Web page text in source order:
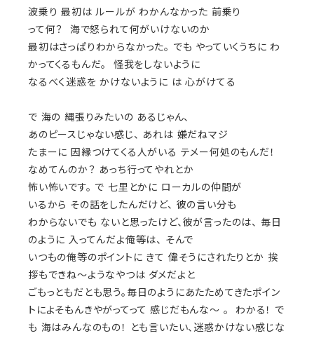
波乗り 最初は ルールが わかんなかった 前乗り
って何？ 海で怒られて何がいけないのか
最初はさっぱりわからなかった。 でも やっていくうちに わ
かってくるもんだ。 怪我をしないように
なるべく迷惑を かけないように は 心がけてる
で 海の 縄張りみたいの あるじゃん、
あのピースじゃない感じ、 あれは 嫌だねマジ
たまーに 因縁つけてくる人がいる テメー何処のもんだ！
なめてんのか？ あっち行ってやれとか
怖い怖いです。 で 七里とかに ローカルの仲間が
いるから その話をしたんだけど、 彼の言い分も
わからないでも ないと思ったけど、彼が言ったのは、 毎日
のように 入ってんだよ俺等は、 そんで
いつもの俺等のポイントに きて 偉そうにされたりとか 挨
拶もできね〜ようなやつは ダメだよと
ごもっともだとも思う。毎日のようにあたためてきたポイン
トによそもんきやがってって 感じだもんな〜 。 わかる！ で
も 海はみんなのもの！ とも言いたい、迷惑かけない感じな